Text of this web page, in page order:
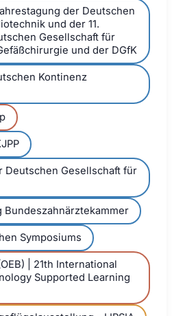
der Deutschen
und der 11.
Gesellschaft für
und der DGfK
Kontinenz
Deutschen Gesellschaft für
Bundeszahnärztekammer
Symposiums
| 21th International
Supported Learning